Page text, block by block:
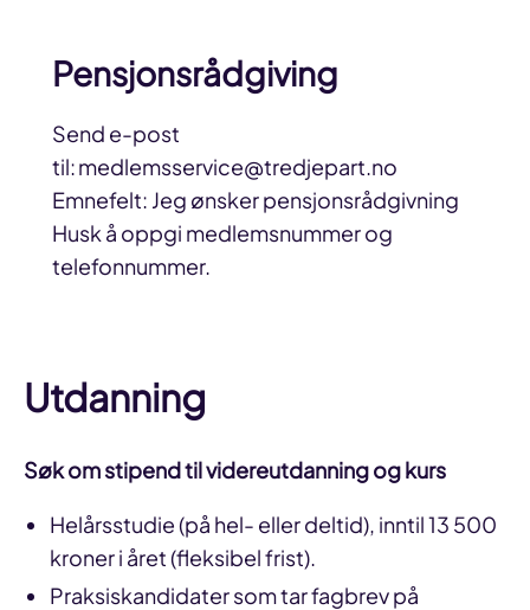
Pensjonsrådgiving
Send e-post
til: medlemsservice@tredjepart.no
Emnefelt: Jeg ønsker pensjonsrådgivning
Husk å oppgi medlemsnummer og
telefonnummer.
Utdanning
Søk om stipend til videreutdanning og kurs
Helårsstudie (på hel- eller deltid), inntil 13 500
kroner i året (fleksibel frist).
Praksiskandidater som tar fagbrev på